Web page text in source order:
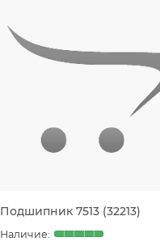
Подшипник 7513 (32213)